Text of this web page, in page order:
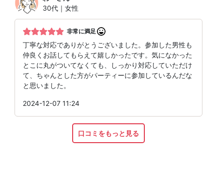
30代｜女性
非常に満足
丁寧な対応でありがとうございました。参加した男性も
仲良くお話してもらえて嬉しかったです。気になかった
とこに丸がついてなくても、しっかり対応していただけ
て、ちゃんとした方がパーティーに参加しているんだな
と思いました。
2024-12-07 11:24
口コミをもっと見る